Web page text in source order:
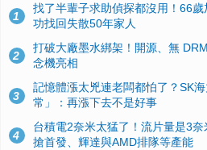
1
找了半輩子求助偵探都沒用！66
功找回失散50年家人
2
打破大廠墨水綁架！開源、無
念機亮相
3
記憶體漲太兇連老闆都怕了？SK
常」：再漲下去不是好事
4
台積電2奈米太猛了！流片量是3
搶首發、輝達與AMD排隊等產能